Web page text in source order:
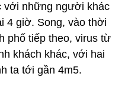
với những người khác
4 giờ. Song, vào thời
phố tiếp theo, virus từ
khách khác, với hai
ta tới gần 4m5.